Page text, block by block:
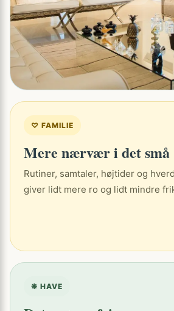
♡ FAMILIE
Mere nærvær i det små
Rutiner, samtaler, højtider og
giver lidt mere ro og lidt mindre
❋ HAVE